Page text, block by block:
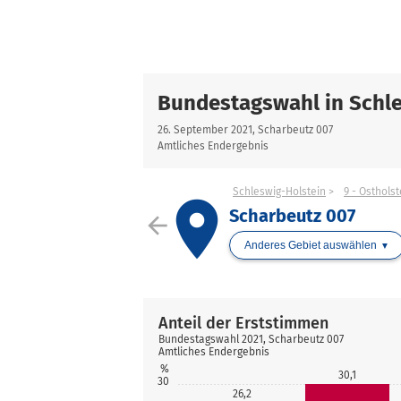
Bundestagswahl in
26. September 2021, Scharbeutz 007
Amtliches Endergebnis
arrow_backplace
Schleswig-Holstein 9 -
Scharbeutz 007
Anderes Gebiet auswählen
30
%
26,2
30,1
Anteil der Erststimmen
Bundestagswahl 2021, Scharbeutz 007
Amtliches Endergebnis